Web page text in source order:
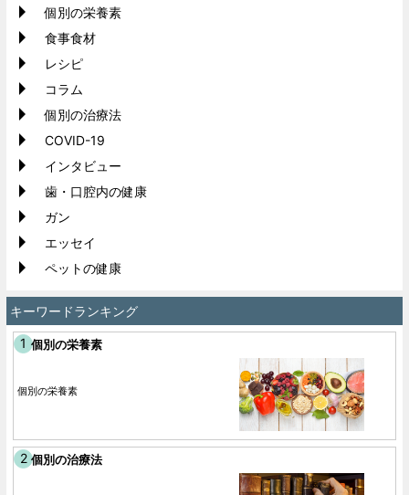
個別の栄養素
食事食材
レシピ
コラム
個別の治療法
COVID-19
インタビュー
歯・口腔内の健康
ガン
エッセイ
ペットの健康
キーワードランキング
個別の栄養素
個別の栄養素
個別の治療法